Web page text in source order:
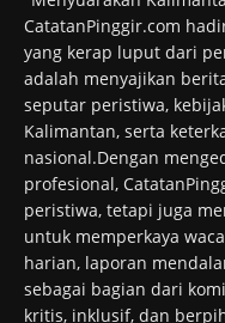
CatatanPinggir.com
yang kerap luput dari
adalah menyajikan
seputar peristiwa,
Kalimantan, serta
nasional.Dengan
profesional,
peristiwa, tetapi juga
untuk memperkaya
harian, laporan
sebagai bagian dari
kritis, inklusif, dan